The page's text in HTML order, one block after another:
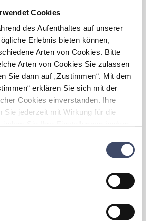
Cookies
des Aufenthaltes auf unserer
Erlebnis bieten können,
Arten von Cookies. Bitte
Arten von Cookies Sie zulassen
Sie dann auf „Zustimmen“. Mit dem
erklären Sie sich mit der
Cookies einverstanden. Ihre
Sie jederzeit mit Wirkung für die
fuer-familien.at/cookie-
Götzis,
im
positiv entwickelt. Die
motiviert und
der
der